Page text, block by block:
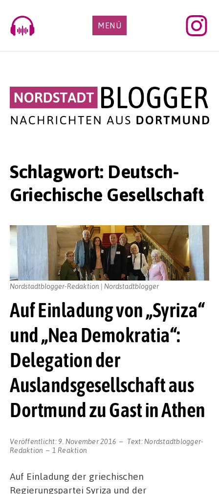
content
MENÜ
Schlagwort: Deutsch-
Griechische Gesellschaft
Auf Einladung von „Syriza“
und „Nea Demokratia“:
Delegation der
Auslandsgesellschaft aus
Dortmund zu Gast in Athen
Veröffentlicht: 9. November 2016 Text: Nordstadtblogger-
Redaktion
1 Reaktion
Nordstadtblogger-Redaktion | Nordstadtblogger
Auf Einladung der griechischen
Regierungspartei Syriza und der